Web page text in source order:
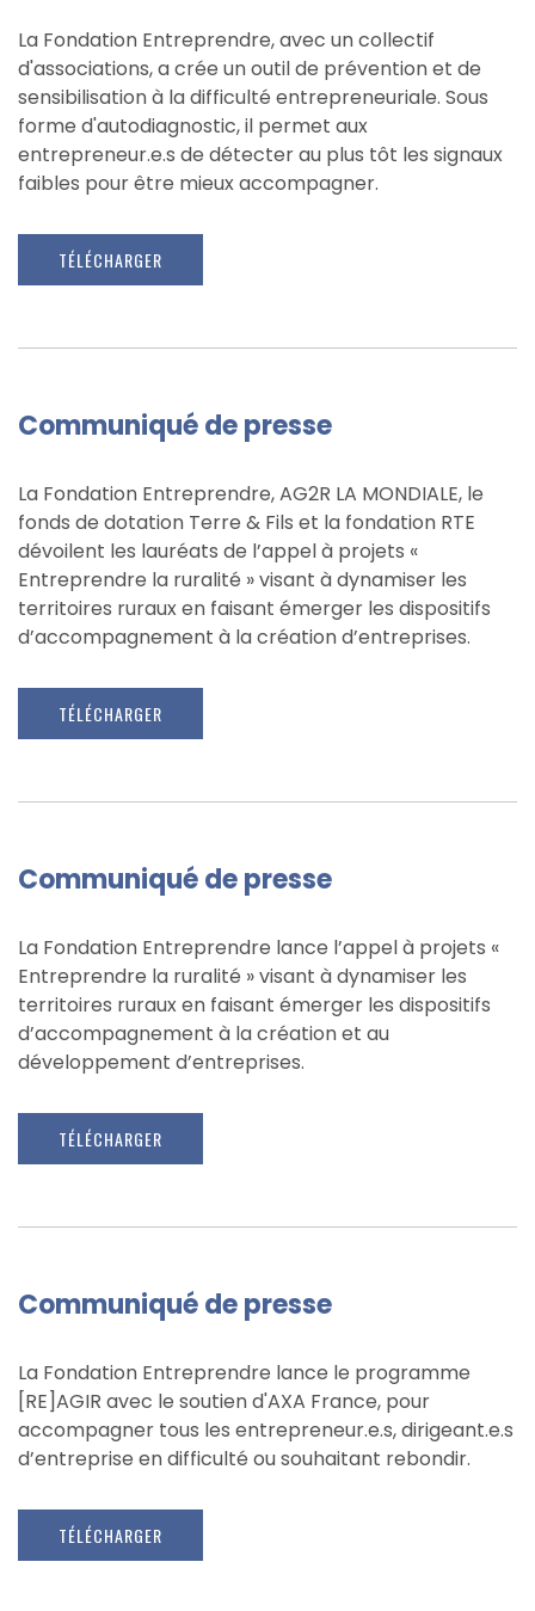
La Fondation Entreprendre, avec un collectif
d'associations, a crée un outil de prévention et de
sensibilisation à la difficulté entrepreneuriale. Sous
forme d'autodiagnostic, il permet aux
entrepreneur.e.s de détecter au plus tôt les signaux
faibles pour être mieux accompagner.
TÉLÉCHARGER
Communiqué de presse
La Fondation Entreprendre, AG2R LA MONDIALE, le
fonds de dotation Terre & Fils et la fondation RTE
dévoilent les lauréats de l’appel à projets «
Entreprendre la ruralité » visant à dynamiser les
territoires ruraux en faisant émerger les dispositifs
d’accompagnement à la création d’entreprises.
TÉLÉCHARGER
Communiqué de presse
La Fondation Entreprendre lance l’appel à projets «
Entreprendre la ruralité » visant à dynamiser les
territoires ruraux en faisant émerger les dispositifs
d’accompagnement à la création et au
développement d’entreprises.
TÉLÉCHARGER
Communiqué de presse
La Fondation Entreprendre lance le programme
[RE]AGIR avec le soutien d'AXA France, pour
accompagner tous les entrepreneur.e.s, dirigeant.e.s
d’entreprise en difficulté ou souhaitant rebondir.
TÉLÉCHARGER